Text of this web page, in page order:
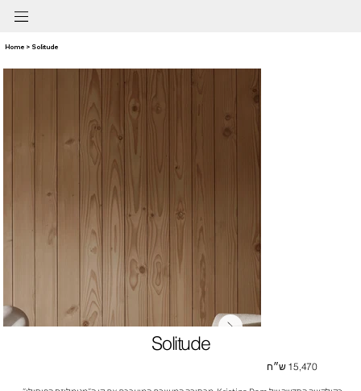
Home > Solitude
Solitude
15,470 ש״ח